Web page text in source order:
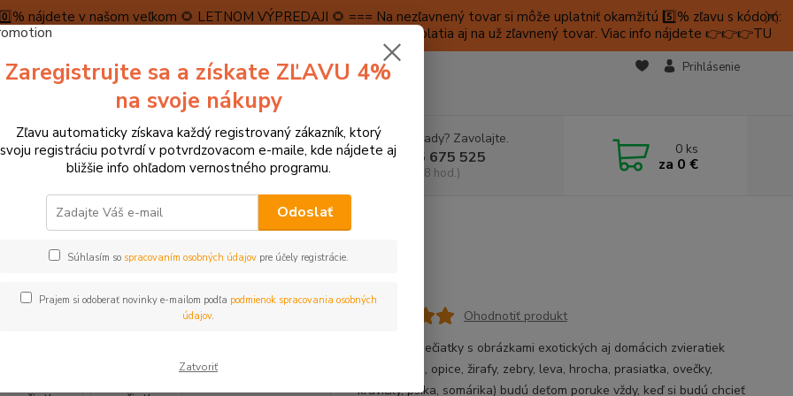
nájdete v našom veľkom 🌻 LETNOM VÝPREDAJI 🌻 === Na nezľavnený tovar si môže uplatniť okamžitú 5️⃣% zľavu s kódom:
máme teraz pripravené špeciálne zľavy až do výšky 1️⃣5️⃣% , ktoré platia aj na už zľavnený tovar. Viac info nájdete 👉👉👉TU
A PLATBA RECENZIE 👉VRÁTENIE TOVARU👈
KONTAKTY
Prihlásenie
Hľadať
Neviete si rady? Zavolajte.
+421 905 675 525
(Po-Pia, 9-18 hod.)
0 ks
za 0 €
► KREATÍVNE HRAČKY Goki Drevené pečiatky Zvieratká 1ks
pečiatky Zvieratká 1ks
Ohodnotiť produkt
Tieto milé pečiatky s obrázkami exotických aj domácich zvieratiek
(slona, tigra, opice, žirafy, zebry, leva, hrocha, prasiatka, ovečky,
kravičky, psíka, somárika) budú deťom poruke vždy, keď si budú chcieť
Zaregistrujte sa a získate ZĽAVU 4%
na svoje nákupy
Zľavu automaticky získava každý registrovaný zákazník, ktorý
svoju registráciu potvrdí v potvrdzovacom e-maile, kde nájdete aj
bližšie info ohľadom vernostného programu.
Odoslať
Súhlasím so spracovaním osobných údajovpre účely registrácie.
Prajem si odoberať novinky e-mailom podľa podmienok spracovania osobných
údajov.
Zatvoriť